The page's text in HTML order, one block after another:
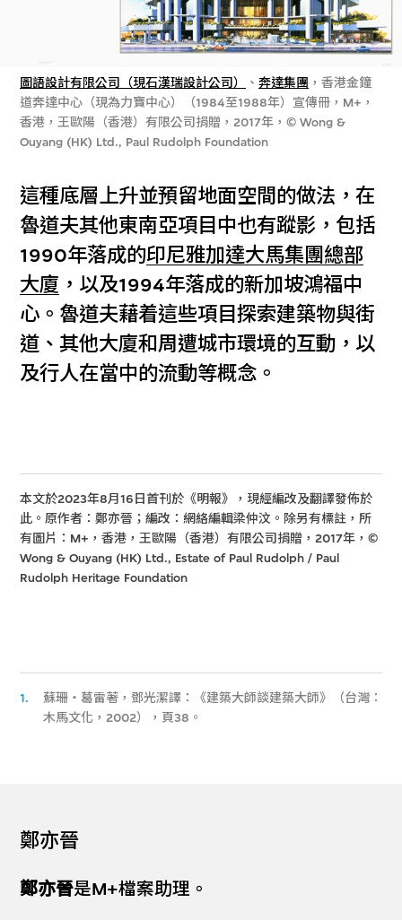
圖語設計有限公司（現石漢瑞設計公司） 、奔達集團 ，香港金鐘
道奔達中心（現為力寶中心）（1984至1988年）宣傳冊，M+，
香港，王歐陽（香港）有限公司捐贈，2017年，© Wong &
Ouyang (HK) Ltd., Paul Rudolph Foundation
這種底層上升並預留地面空間的做法，在
魯道夫其他東南亞項目中也有蹤影，包括
1990年落成的印尼雅加達大馬集團總部
大廈 ，以及1994年落成的新加坡鴻福中
心。魯道夫藉着這些項目探索建築物與街
道、其他大廈和周遭城市環境的互動，以
及行人在當中的流動等概念。
本文於2023年8月16日首刊於《明報》，現經編改及翻譯發佈於
此。原作者：鄭亦晉；編改：網絡編輯梁仲汶。除另有標註，所
有圖片：M+，香港，王歐陽（香港）有限公司捐贈，2017年，©
Wong & Ouyang (HK) Ltd., Estate of Paul Rudolph / Paul
Rudolph Heritage Foundation
1.
蘇珊‧葛雷著，鄧光潔譯：《建築大師談建築大師》（台灣：
木馬文化，2002），頁38。
鄭亦晉
鄭亦晉是M+檔案助理。